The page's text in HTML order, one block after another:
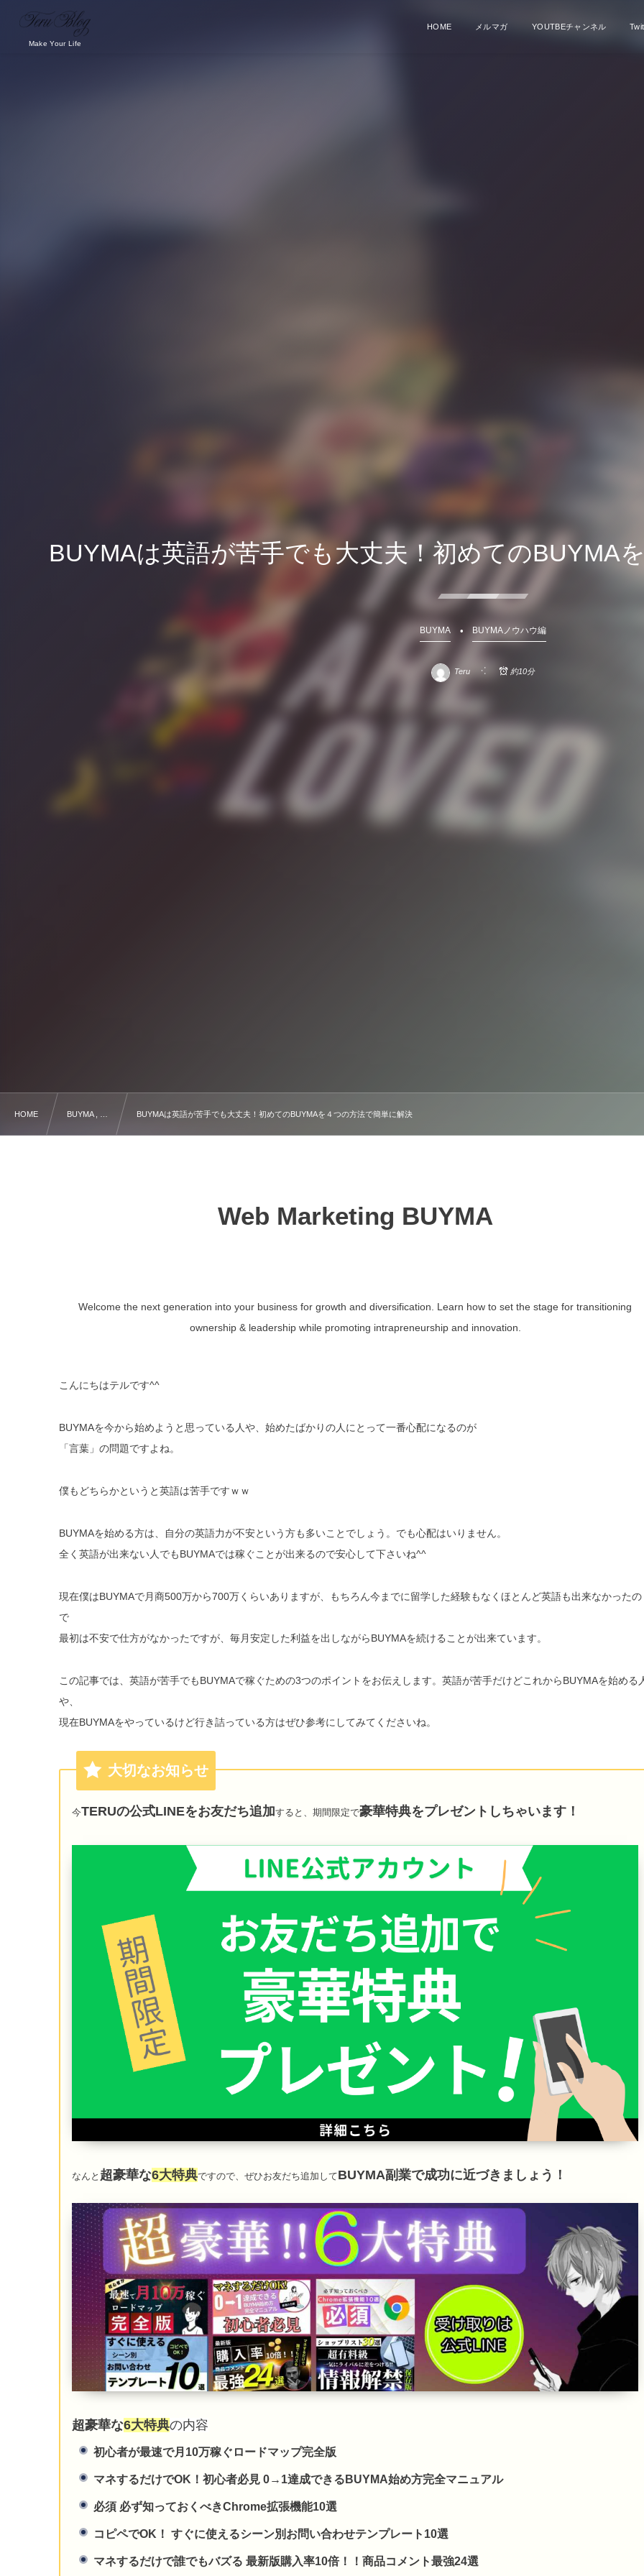
Make Your Life
HOME メルマガ YOUTBEチャンネル
BUYMAは英語が苦手でも大丈夫！初めてのBUYMA
BUYMA BUYMAノウハウ編
Teru 約10分
HOME BUYMA , … BUYMAは英語が苦手でも大丈夫！初めてのBUYMAを４つの方法で簡単に解決
Web Marketing BUYMA
Welcome the next generation into your business for growth and diversification. Learn how to set the stage for transitioning
ownership & leadership while promoting intrapreneurship and innovation.
こんにちはテルです^^
BUYMAを今から始めようと思っている人や、始めたばかりの人にとって一番心配になるのが
「言葉」の問題ですよね。
僕もどちらかというと英語は苦手ですｗｗ
BUYMAを始める方は、自分の英語力が不安という方も多いことでしょう。でも心配はいりません。
全く英語が出来ない人でもBUYMAでは稼ぐことが出来るので安心して下さいね^^
現在僕はBUYMAで月商500万から700万くらいありますが、もちろん今までに留学した経験もなくほとんど英語も出来なかったの
で
最初は不安で仕方がなかったですが、毎月安定した利益を出しながらBUYMAを続けることが出来ています。
この記事では、英語が苦手でもBUYMAで稼ぐための3つのポイントをお伝えします。英語が苦手だけどこれからBUYMAを始める
や、
現在BUYMAをやっているけど行き詰っている方はぜひ参考にしてみてくださいね。
大切なお知らせ
今TERUの公式LINEをお友だち追加すると、期間限定で豪華特典をプレゼントしちゃいます！
なんと 超豪華な6大特典ですので、ぜひお友だち追加してBUYMA副業で成功に近づきましょう！
超豪華な6大特典の内容
初心者が最速で月10万稼ぐロードマップ完全版
マネするだけでOK！初心者必見 0→1達成できるBUYMA始め方完全マニュアル
必須 必ず知っておくべきChrome拡張機能10選
コピペでOK！ すぐに使えるシーン別お問い合わせテンプレート10選
マネするだけで誰でもバズる 最新版購入率10倍！！商品コメント最強24選